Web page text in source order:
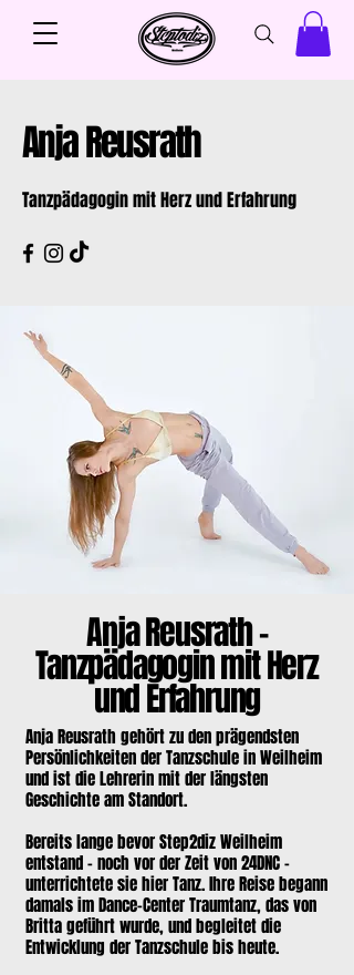
Anja Reusrath
Tanzpädagogin mit Herz und Erfahrung
Anja Reusrath –
Tanzpädagogin mit Herz
und Erfahrung
Anja Reusrath gehört zu den prägendsten
Persönlichkeiten der Tanzschule in Weilheim
und ist die Lehrerin mit der längsten
Geschichte am Standort.
Bereits lange bevor Step2diz Weilheim
entstand – noch vor der Zeit von 24DNC –
unterrichtete sie hier Tanz. Ihre Reise begann
damals im Dance-Center Traumtanz, das von
Britta geführt wurde, und begleitet die
Entwicklung der Tanzschule bis heute.